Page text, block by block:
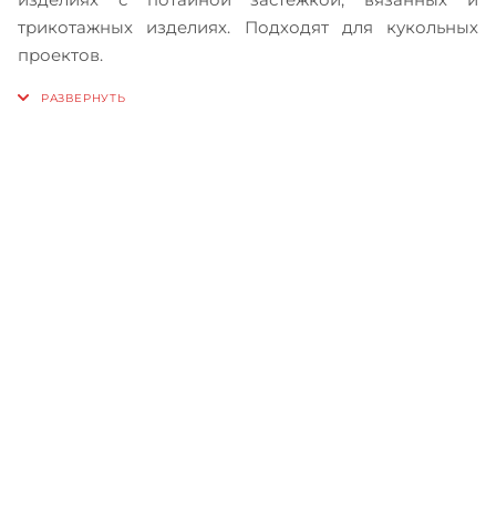
трикотажных изделиях. Подходят для кукольных
проектов.